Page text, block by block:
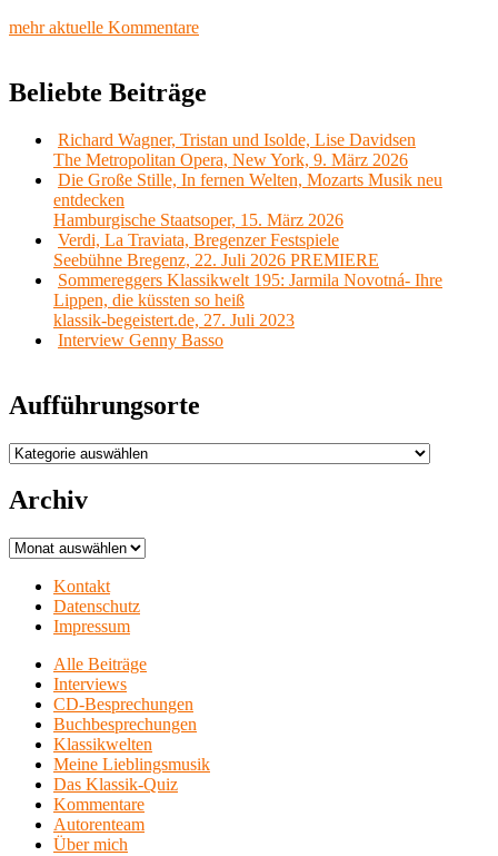
mehr aktuelle Kommentare
Beliebte Beiträge
Richard Wagner, Tristan und Isolde, Lise Davidsen
The Metropolitan Opera, New York, 9. März 2026
Die Große Stille, In fernen Welten, Mozarts Musik neu
entdecken
Hamburgische Staatsoper, 15. März 2026
Verdi, La Traviata, Bregenzer Festspiele
Seebühne Bregenz, 22. Juli 2026 PREMIERE
Sommereggers Klassikwelt 195: Jarmila Novotná- Ihre
Lippen, die küssten so heiß
klassik-begeistert.de, 27. Juli 2023
Interview Genny Basso
Aufführungsorte
Aufführungsorte
Archiv
Archiv
Kontakt
Datenschutz
Impressum
Alle Beiträge
Interviews
CD-Besprechungen
Buchbesprechungen
Klassikwelten
Meine Lieblingsmusik
Das Klassik-Quiz
Kommentare
Autorenteam
Über mich